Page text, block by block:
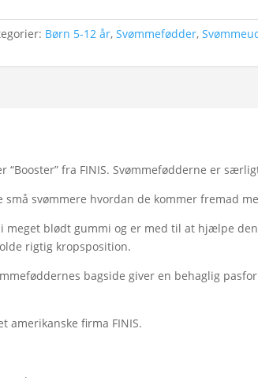
Børn 5-12 år,Svømmefødder,
“Booster” fra FINIS. Svømmefødderne er
svømmere hvordan de kommer fremad
meget blødt gummi og er med til at hjælpe
rigtig kropsposition.
bagside giver en behaglig
amerikanske firma FINIS.